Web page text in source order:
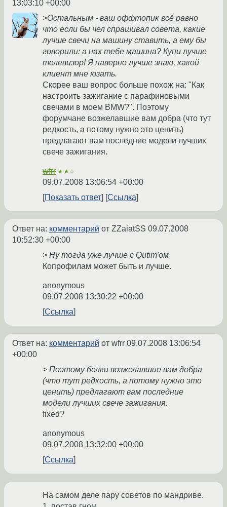
13:03:10 +00:00
>Остальным - ваш оффтопик всё равно
что если бы чел спрашивал совета, какие
лучше свечи на машину ставить, а ему бы
говорили: а нах тебе машина? Купи лучше
телевизор! Я наверно лучше знаю, какой
клиент мне юзать.
Скорее ваш вопрос больше похож на: "Как
настроить зажигание с парафиновыми
свечами в моем BMW?". Поэтому
форумчане возжелавшие вам добра (что тут
редкость, а потому нужно это ценить)
предлагают вам последние модели лучших
свече зажигания.
wfrr ★★☆
09.07.2008 13:06:54 +00:00
Показать ответ
Ссылка
Ответ на: комментарий от ZZaiatSS 09.07.2008
10:52:30 +00:00
> Ну тогда уже лучше с Qutim'ом
Копрофилам может быть и лучше.
anonymous
09.07.2008 13:30:22 +00:00
Ссылка
Ответ на: комментарий от wfrr 09.07.2008 13:06:54
+00:00
> Поэтому белки возжелавшие вам добра
(что тут редкость, а потому нужно это
ценить) предлагают вам последние
модели лучших свече зажигания.
fixed?
anonymous
09.07.2008 13:32:00 +00:00
Ссылка
На самом деле пару советов по мандриве.